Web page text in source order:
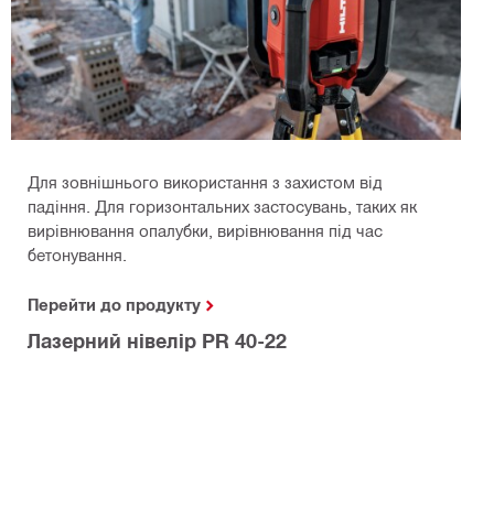
Для зовнішнього використання з захистом від
падіння. Для горизонтальних застосувань, таких як
вирівнювання опалубки, вирівнювання під час
бетонування.
Перейти до продукту
Лазерний нівелір PR 40-22